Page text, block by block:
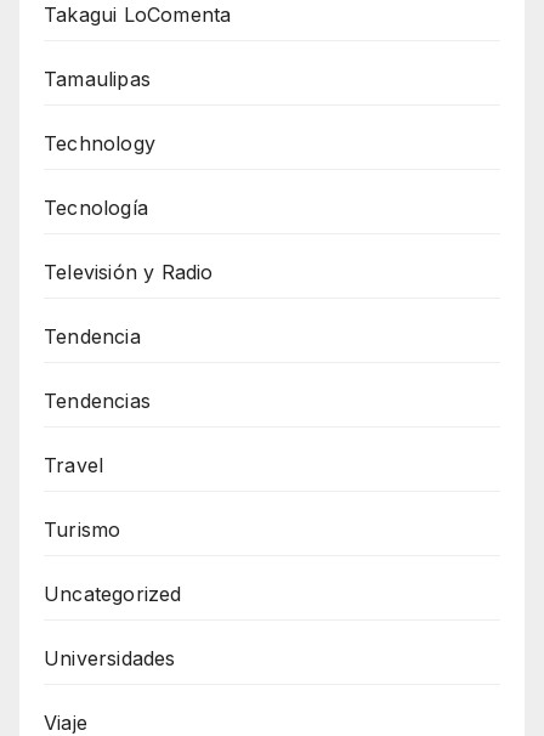
Takagui LoComenta
Tamaulipas
Technology
Tecnología
Televisión y Radio
Tendencia
Tendencias
Travel
Turismo
Uncategorized
Universidades
Viaje